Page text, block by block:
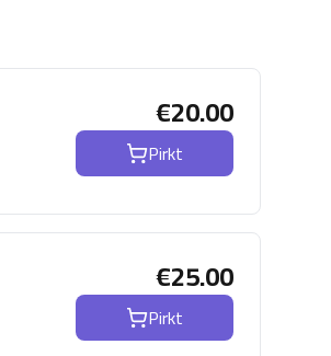
€20.00
Pirkt
€25.00
Pirkt